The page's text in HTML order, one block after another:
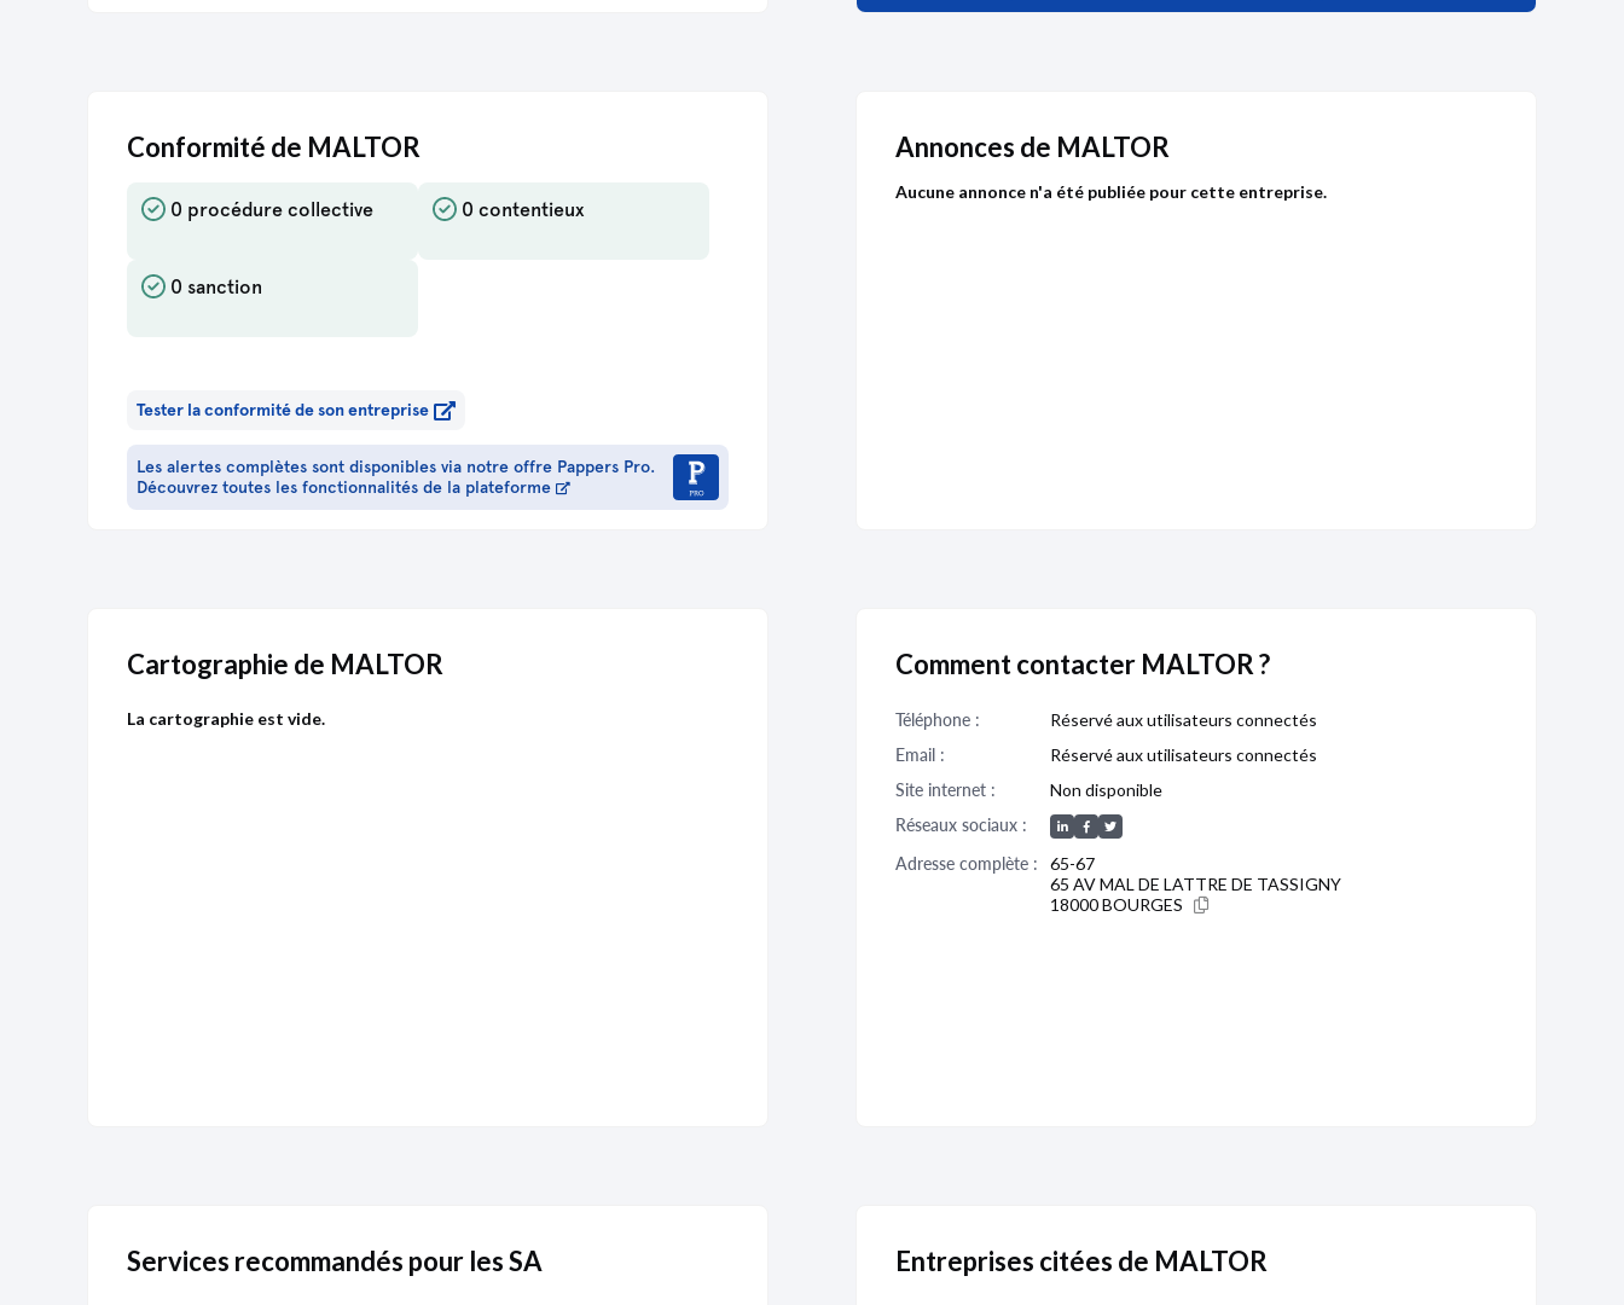
Document inconnu 01/01/1997
Document inconnu
Conformité de MALTOR
0 procédure collective 0 contentieux
0 sanction
Tester la conformité de son entreprise
Les alertes complètes sont disponibles via notre offre Pappers Pro.
Découvrez toutes les fonctionnalités de la plateforme
Annonces de MALTOR
Aucune annonce n'a été publiée pour cette entreprise.
Cartographie de MALTOR
La cartographie est vide.
Comment contacter MALTOR ?
Téléphone :
Réservé aux utilisateurs connectés
Email :
Réservé aux utilisateurs connectés
Site internet :
Non disponible
Réseaux sociaux :
Adresse complète :
65-67
65 AV MAL DE LATTRE DE TASSIGNY
18000 BOURGES
Services recommandés pour les SA Entreprises citées de MALTOR